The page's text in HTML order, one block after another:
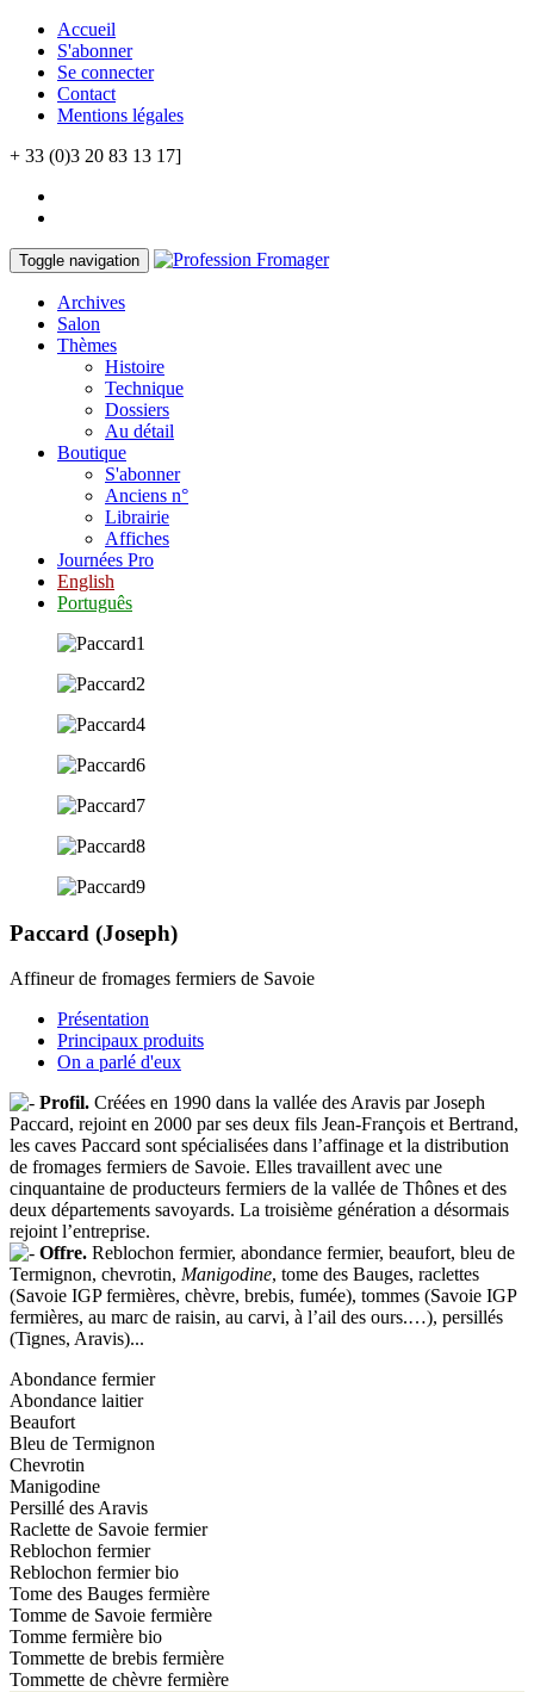
Accueil
S'abonner
Se connecter
Contact
Mentions légales
+ 33 (0)3 20 83 13 17]
Toggle navigation
Archives
Salon
Thèmes
Histoire
Technique
Dossiers
Au détail
Boutique
S'abonner
Anciens n°
Librairie
Affiches
Journées Pro
English
Português
Paccard (Joseph)
Affineur de fromages fermiers de Savoie
Présentation
Principaux produits
On a parlé d'eux
Profil. Créées en 1990 dans la vallée des Aravis par Joseph
Paccard, rejoint en 2000 par ses deux fils Jean-François et Bertrand,
les caves Paccard sont spécialisées dans l’affinage et la distribution
de fromages fermiers de Savoie. Elles travaillent avec une
cinquantaine de producteurs fermiers de la vallée de Thônes et des
deux départements savoyards. La troisième génération a désormais
rejoint l’entreprise.
Offre. Reblochon fermier, abondance fermier, beaufort, bleu de
Termignon, chevrotin, Manigodine, tome des Bauges, raclettes
(Savoie IGP fermières, chèvre, brebis, fumée), tommes (Savoie IGP
fermières, au marc de raisin, au carvi, à l’ail des ours.…), persillés
(Tignes, Aravis)...
Abondance fermier
Abondance laitier
Beaufort
Bleu de Termignon
Chevrotin
Manigodine
Persillé des Aravis
Raclette de Savoie fermier
Reblochon fermier
Reblochon fermier bio
Tome des Bauges fermière
Tomme de Savoie fermière
Tomme fermière bio
Tommette de brebis fermière
Tommette de chèvre fermière